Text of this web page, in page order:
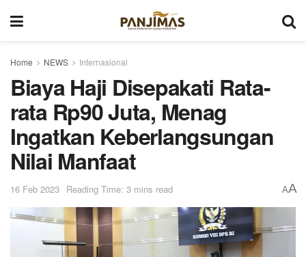
Home NEWS Internasional
Biaya Haji Disepakati Rata-
rata Rp90 Juta, Menag
Ingatkan Keberlangsungan
Nilai Manfaat
16 Feb 2023 Reading Time: 3 mins read AA